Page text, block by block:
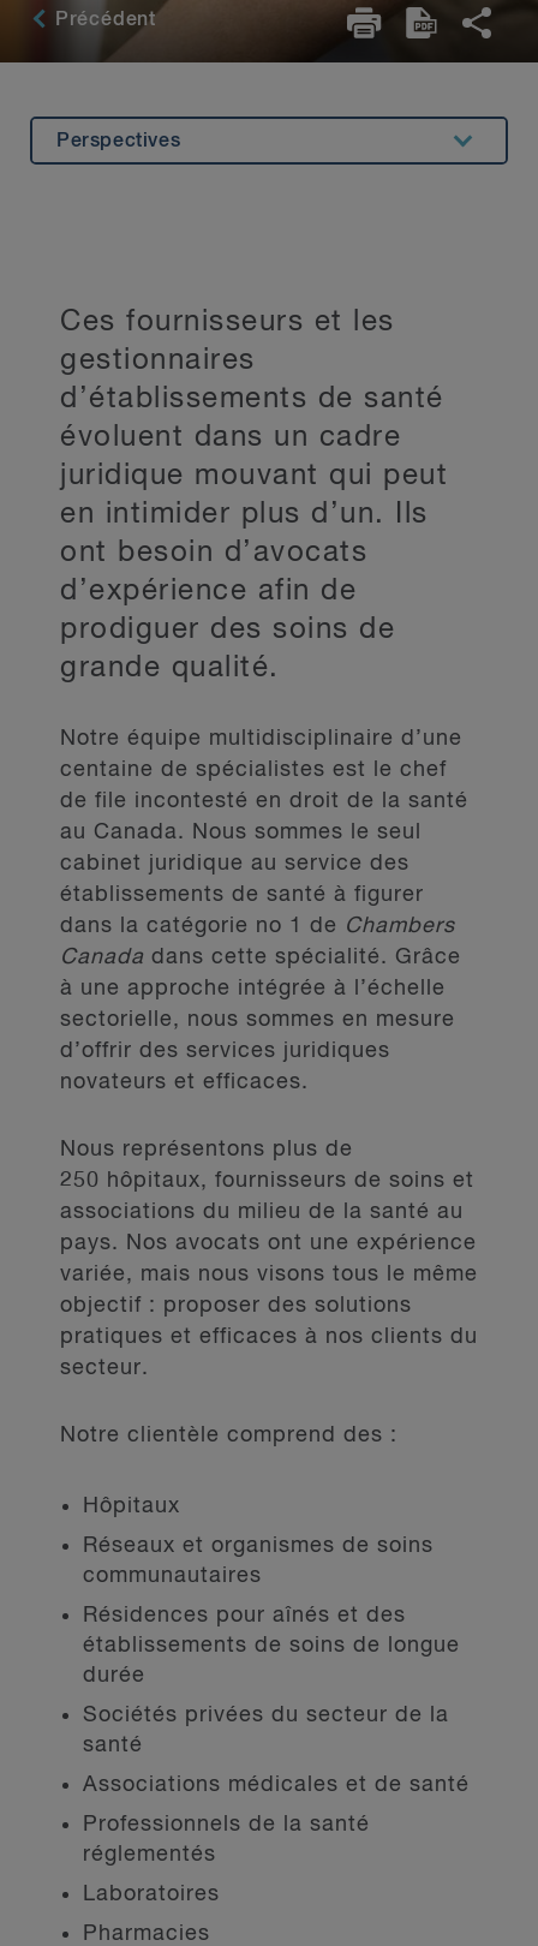
Précédent
Témoignages
Principaux contacts
Perspectives
Restez au courant
Ces fournisseurs et les
gestionnaires
d’établissements de santé
évoluent dans un cadre
juridique mouvant qui peut
en intimider plus d’un. Ils
ont besoin d’avocats
d’expérience afin de
prodiguer des soins de
grande qualité.
Notre équipe multidisciplinaire d’une
centaine de spécialistes est le chef
de file incontesté en droit de la santé
au Canada. Nous sommes le seul
cabinet juridique au service des
établissements de santé à figurer
dans la catégorie no 1 de Chambers
Canada dans cette spécialité. Grâce
à une approche intégrée à l’échelle
sectorielle, nous sommes en mesure
d’offrir des services juridiques
novateurs et efficaces.
Nous représentons plus de
250 hôpitaux, fournisseurs de soins et
associations du milieu de la santé au
pays. Nos avocats ont une expérience
variée, mais nous visons tous le même
objectif : proposer des solutions
pratiques et efficaces à nos clients du
secteur.
Notre clientèle comprend des :
Hôpitaux
Réseaux et organismes de soins
communautaires
Résidences pour aînés et des
établissements de soins de longue
durée
Sociétés privées du secteur de la
santé
Associations médicales et de santé
Professionnels de la santé
réglementés
Laboratoires
Pharmacies